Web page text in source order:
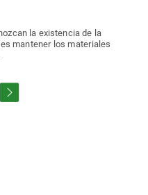
la existencia de la
mantener los materiales